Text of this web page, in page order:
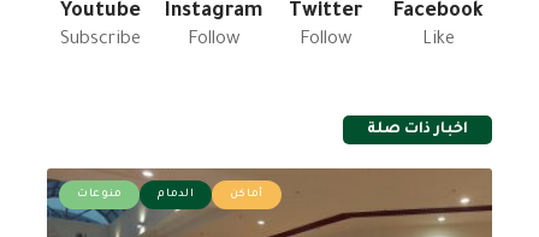
Facebook
Like
Twitter
Follow
Instagram
Follow
Youtube
Subscribe
اخبار ذات صلة
أماكن الدمام منوعات